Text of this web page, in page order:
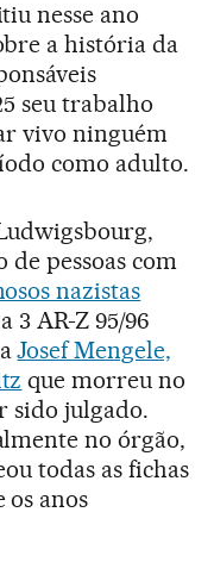
nesse ano
a história da
seu trabalho
vivo ninguém
como adulto.
de pessoas com
nazistas
3 AR-Z 95/96
Josef Mengele,
que morreu no
sido julgado.
no órgão,
todas as fichas
anos